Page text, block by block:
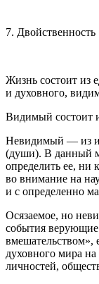
7. Двойственность
Жизнь состоит из
и духовного,
Видимый состоит
Невидимый — из
(души). В данный
определить ее, ни
во внимание на
и с определенно
Осязаемое, но
события
духовного мира
личностей,